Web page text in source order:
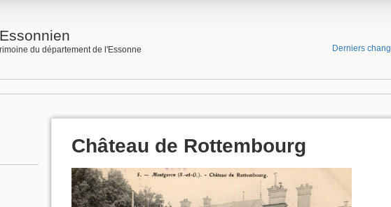
du département de l'Essonne Derniers
Château de Rottembourg